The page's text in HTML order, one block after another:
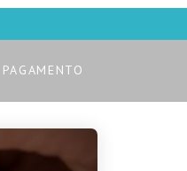
PAGAMENTO